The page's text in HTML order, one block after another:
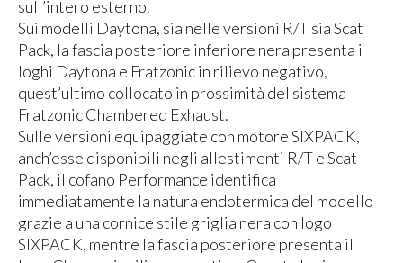
sull’intero esterno.
Sui modelli Daytona, sia nelle versioni R/T sia Scat
Pack, la fascia posteriore inferiore nera presenta i
loghi Daytona e Fratzonic in rilievo negativo,
quest’ultimo collocato in prossimità del sistema
Fratzonic Chambered Exhaust.
Sulle versioni equipaggiate con motore SIXPACK,
anch’esse disponibili negli allestimenti R/T e Scat
Pack, il cofano Performance identifica
immediatamente la natura endotermica del modello
grazie a una cornice stile griglia nera con logo
SIXPACK, mentre la fascia posteriore presenta il